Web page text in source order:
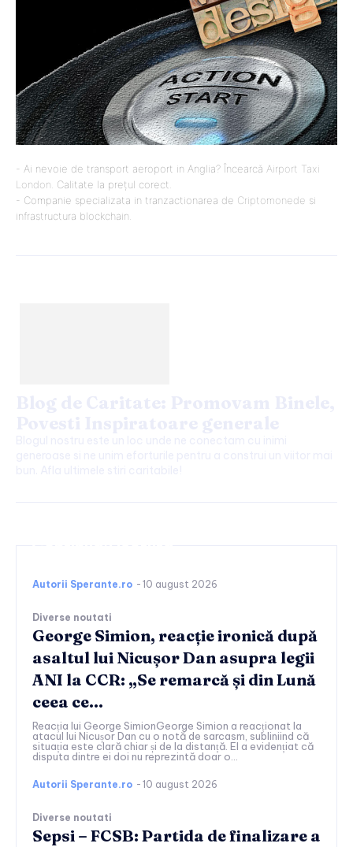
- Ai nevoie de transport aeroport in Anglia? Încearcă Airport Taxi
London . Calitate la prețul corect.
- Companie specializata in tranzactionarea de Criptomonede si
infrastructura blockchain.
Autorii Sperante.ro - 10 august 2026
Diverse noutati
George Simion, reacție ironică după
asaltul lui Nicușor Dan asupra legii
ANI la CCR: „Se remarcă și din Lună
ceea ce…
Reacția lui George SimionGeorge Simion a reacționat la
atacul lui Nicușor Dan cu o notă de sarcasm, subliniind că
situația este clară chiar și de la distanță. El a evidențiat că
disputa dintre ei doi nu reprezintă doar o...
Autorii Sperante.ro - 10 august 2026
Diverse noutati
Sepsi – FCSB: Partida de finalizare a